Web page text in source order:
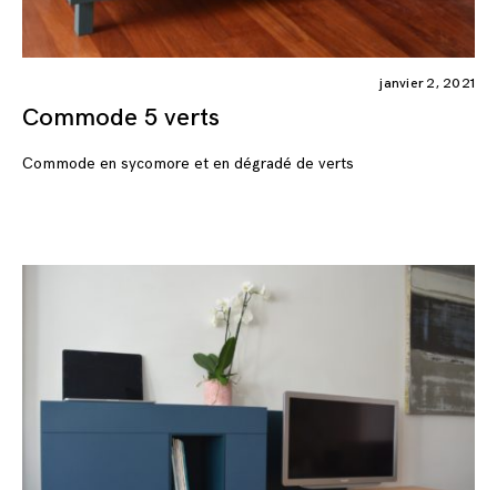
janvier 2, 2021
Commode 5 verts
Commode en sycomore et en dégradé de verts